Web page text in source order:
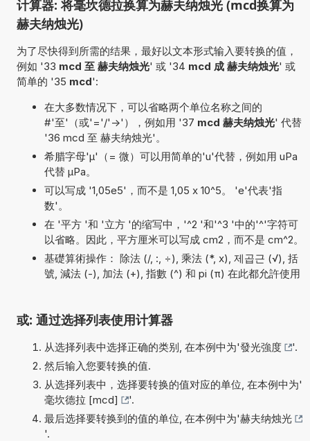
计算器: 将毫坎德拉换算为赫夫纳烛光 (mcd换算为
赫夫纳烛光)
为了尽快得到所需的结果，最好以文本形式输入要转换的值，
例如 '33 mcd 至 赫夫纳烛光' 或 '34 mcd 成 赫夫纳烛光' 或
简单的 '35 mcd':
在大多数情况下，可以省略两个单位名称之间的
#'至'（或'='/'->'），例如用 '37 mcd 赫夫纳烛光' 代替
'36 mcd 至 赫夫纳烛光'。
希腊字母'µ'（= 微）可以用简单的'u'代替，例如用 uPa
代替 µPa。
可以写成 '1,05e5'，而不是 1,05 x 10^5。 'e'代表'指
数'。
在 '平方 '和 '立方 '的缩写中，'^2 '和'^3 '中的'^'字符可
以省略。因此，平方厘米可以写成 cm2，而不是 cm^2。
基礎算術操作： 除法 (/, :, ÷), 乘法 (*, x), 제곱근 (√), 括
號, 減法 (-), 加法 (+), 指數 (^) 和 pi (π) 在此都允許使用
或: 通过选择列表使用计算器
从选择列表中选择正确的类别, 在本例中为'發光強度
'.
然后输入您要转换的值.
从选择列表中，选择要转换的值对应的单位, 在本例中为'
毫坎德拉 [mcd]
'.
最后选择要转换到的值的单位, 在本例中为'赫夫纳烛光
'.